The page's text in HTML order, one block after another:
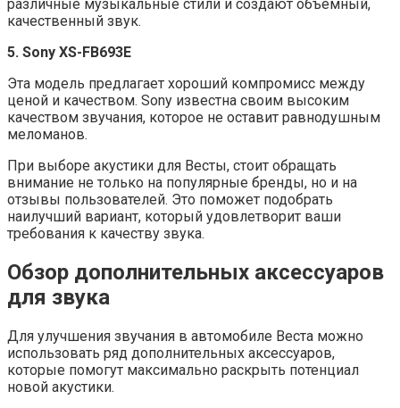
различные музыкальные стили и создают объемный,
качественный звук.
5. Sony XS-FB693E
Эта модель предлагает хороший компромисс между
ценой и качеством. Sony известна своим высоким
качеством звучания, которое не оставит равнодушным
меломанов.
При выборе акустики для Весты, стоит обращать
внимание не только на популярные бренды, но и на
отзывы пользователей. Это поможет подобрать
наилучший вариант, который удовлетворит ваши
требования к качеству звука.
Обзор дополнительных аксессуаров
для звука
Для улучшения звучания в автомобиле Веста можно
использовать ряд дополнительных аксессуаров,
которые помогут максимально раскрыть потенциал
новой акустики.